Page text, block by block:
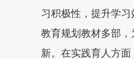
习积极性，提升学
教育规划教材多部
新。在实践育人方